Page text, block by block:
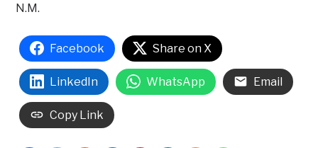
N.M.
Facebook Share on X
LinkedIn WhatsApp Email
Copy Link